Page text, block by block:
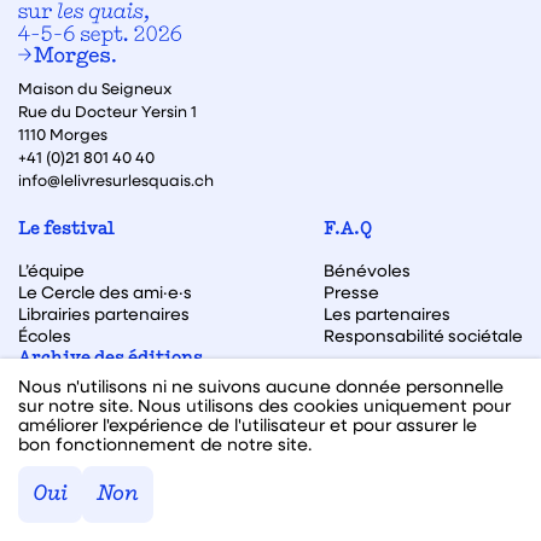
Maison du Seigneux
Rue du Docteur Yersin 1
1110 Morges
+41 (0)21 801 40 40
info@lelivresurlesquais.ch
Le festival
L’équipe
Le Cercle des ami·e·s
Librairies partenaires
Écoles
F.A.Q
Bénévoles
Presse
Les partenaires
Responsabilité sociétale
Archive des éditions
Archive des autrices et auteurs
Facebook
Instagram
Linkedin
Youtube
Nous n'utilisons ni ne suivons aucune donnée personnelle
sur notre site. Nous utilisons des cookies uniquement pour
améliorer l'expérience de l'utilisateur et pour assurer le
bon fonctionnement de notre site.
Oui Non